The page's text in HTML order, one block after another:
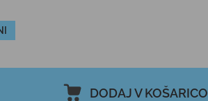
DODAJ V KOŠARICO